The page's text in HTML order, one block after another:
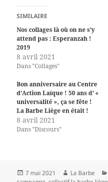
SIMILAIRE
Nos collages là où on ne s’y
attend pas : Esperanzah !
2019
8 avril 2021
Dans "Collages"
Bon anniversaire au Centre
d’Action Laïque ! 50 ans d’ «
universalité », ça se fête !
La Barbe Liège en était !
8 avril 2021
Dans "Discours"
Publié
7 mai 2021 Auteur
La Barbe